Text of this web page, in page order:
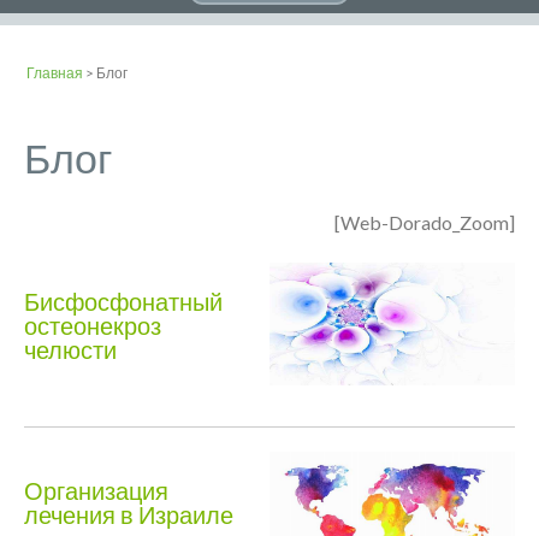
Главная > Блог
Блог
[Web-Dorado_Zoom]
Бисфосфонатный
остеонекроз
челюсти
Организация
лечения в Израиле